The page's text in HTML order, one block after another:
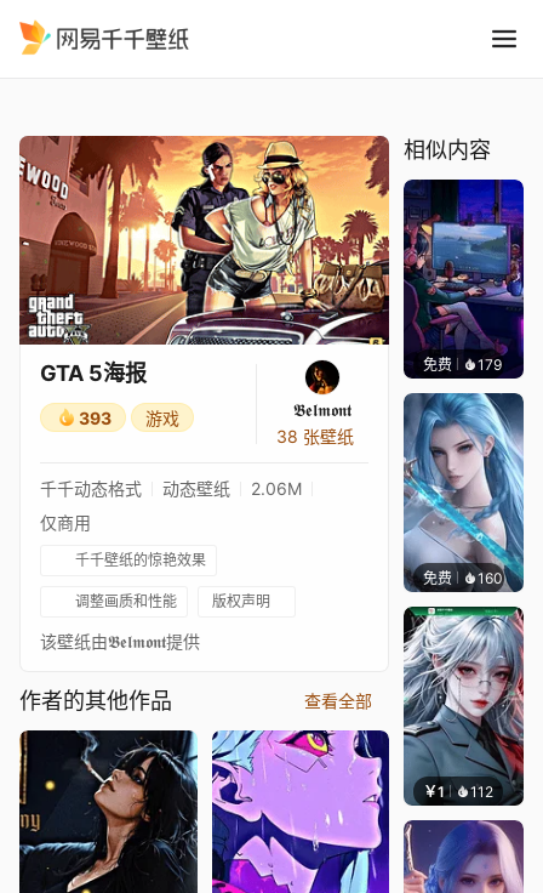
GTA 5海报
393 游戏
𝕭𝖊𝖑𝖒𝖔𝖓𝖙
38 张壁纸
千千动态格式 动态壁纸
2.06M
仅商用
千千壁纸的惊艳效果
调整画质和性能 版权声明
该壁纸由𝕭𝖊𝖑𝖒𝖔𝖓𝖙提供
作者的其他作品 查看全部
相似内容
免费 179
免费 160好看
￥1 112 宅婳氏